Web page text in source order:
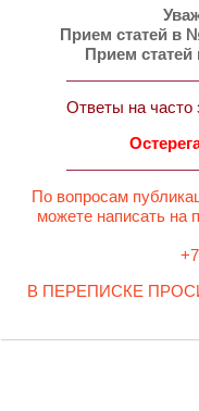
Прием статей в
Прием статей
Ответы на часто
По вопросам
можете написать на
В ПЕРЕПИСКЕ